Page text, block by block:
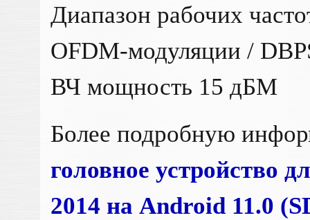
Диапазон рабочих
OFDM-модуляции /
ВЧ мощность 15 дБМ
Более подробную
головное устройство
2014 на Android 11.0